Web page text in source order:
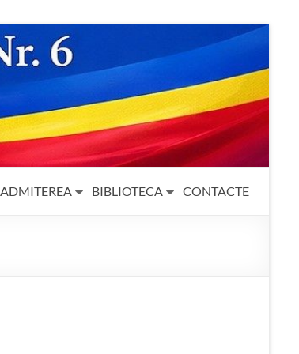
ADMITEREA BIBLIOTECA CONTACTE